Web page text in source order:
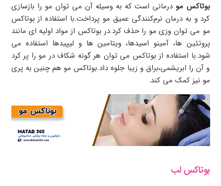
بوتاکس مودرمانی است که به وسیله آن می توان مو را بازسازی
کرد و به درمان نرم‌کنندگی عمیق مو پرداخت.با استفاده از بوتاکس
مو می توان وزی مو را حذف کرد.در بوتاکس از مواد اولیه ای مانند
پروتئین ها، آمینو اسیدها، ویتامین ها و لیپیدها استفاده می
شود.با استفاده از بوتاکس می توان هر گونه شکاف در مو را پر کرد
و آن را ابریشمی،براق و زیبا جلوه داد.بوتاکس مو هم چنین به پری
مو نیز کمک می کند.
بوتاکس لب